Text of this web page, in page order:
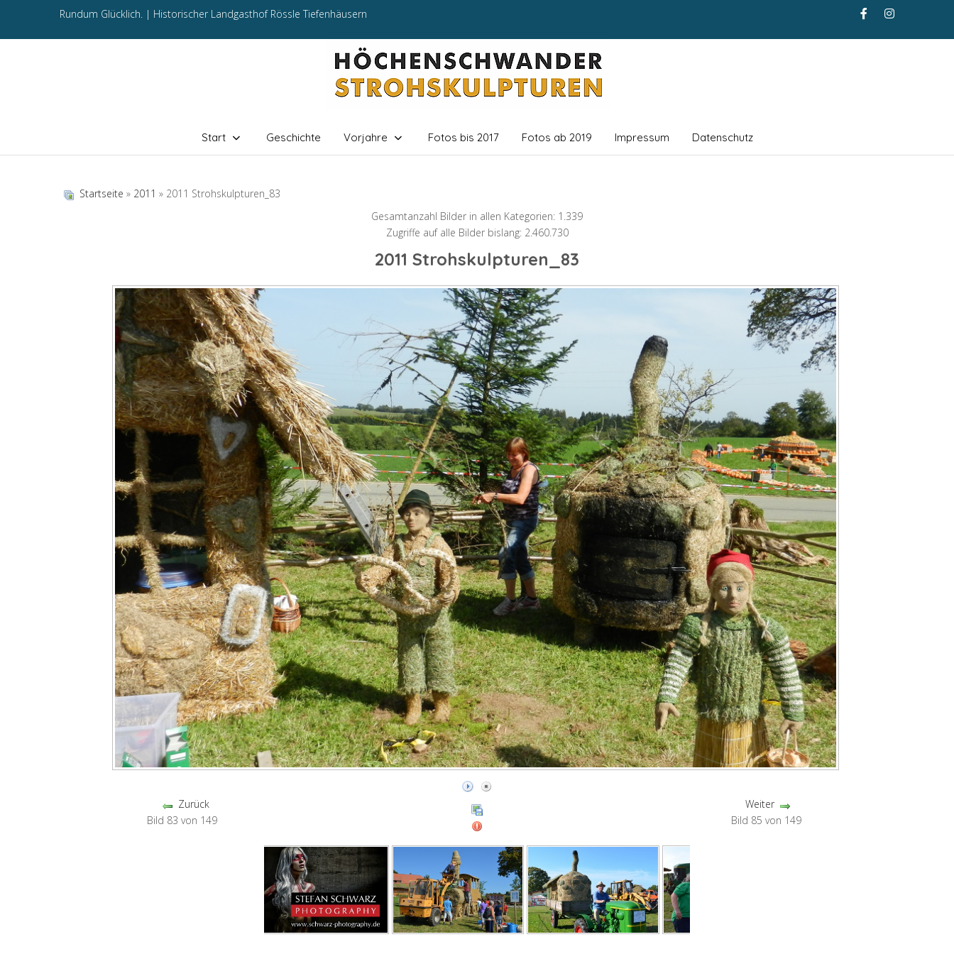
Rundum Glücklich. | Historischer Landgasthof Rössle Tiefenhäusern
Start Geschichte Vorjahre Fotos bis 2017 Fotos ab 2019 Impressum Datenschutz
Startseite » 2011 » 2011 Strohskulpturen_83
Gesamtanzahl Bilder in allen Kategorien: 1.339
Zugriffe auf alle Bilder bislang: 2.460.730
2011 Strohskulpturen_83
Zurück
Bild 83 von 149
Weiter
Bild 85 von 149